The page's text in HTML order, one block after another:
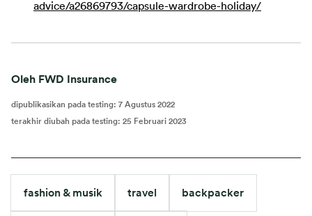
advice/a26869793/capsule-wardrobe-holiday/
Oleh FWD Insurance
dipublikasikan pada testing: 7 Agustus 2022
terakhir diubah pada testing: 25 Februari 2023
fashion & musik travel backpacker